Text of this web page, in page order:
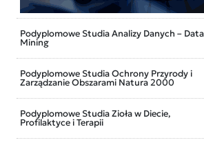
Podyplomowe Studia Analizy Danych – Data
Mining
Podyplomowe Studia Ochrony Przyrody i
Zarządzanie Obszarami Natura 2000
Podyplomowe Studia Zioła w Diecie,
Profilaktyce i Terapii